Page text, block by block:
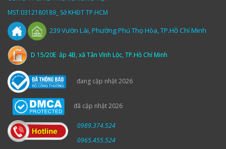
MST:0312180189_ Sở KHĐT TP.HCM
239Vườn Lài,Phường Phú Thọ Hòa, TP.Hồ Chí Minh
D 15/20E ấp 4B, xã Tân Vĩnh Lộc, TP.Hồ Chí Minh
đang cập nhật 2026
đã cập nhật 2026
0989.374.524
0965.455.524